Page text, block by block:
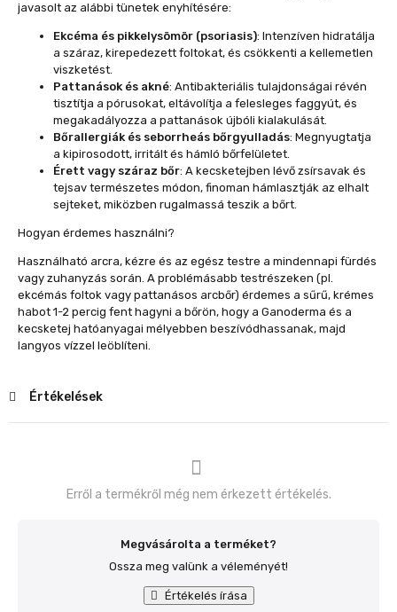
javasolt az alábbi tünetek enyhítésére:
Ekcéma és pikkelysömör (psoriasis): Intenzíven hidratálja
a száraz, kirepedezett foltokat, és csökkenti a kellemetlen
viszketést.
Pattanások és akné: Antibakteriális tulajdonságai révén
tisztítja a pórusokat, eltávolítja a felesleges faggyút, és
megakadályozza a pattanások újbóli kialakulását.
Bőrallergiák és seborrheás bőrgyulladás: Megnyugtatja
a kipirosodott, irritált és hámló bőrfelületet.
Érett vagy száraz bőr: A kecsketejben lévő zsírsavak és
tejsav természetes módon, finoman hámlasztják az elhalt
sejteket, miközben rugalmassá teszik a bőrt.
Hogyan érdemes használni?
Használható arcra, kézre és az egész testre a mindennapi fürdés
vagy zuhanyzás során. A problémásabb testrészeken (pl.
ekcémás foltok vagy pattanásos arcbőr) érdemes a sűrű, krémes
habot 1-2 percig fent hagyni a bőrön, hogy a Ganoderma és a
kecsketej hatóanyagai mélyebben beszívódhassanak, majd
langyos vízzel leöblíteni.
Értékelések
Erről a termékről még nem érkezett értékelés.
Megvásárolta a terméket?
Ossza meg valünk a véleményét!
Értékelés írása